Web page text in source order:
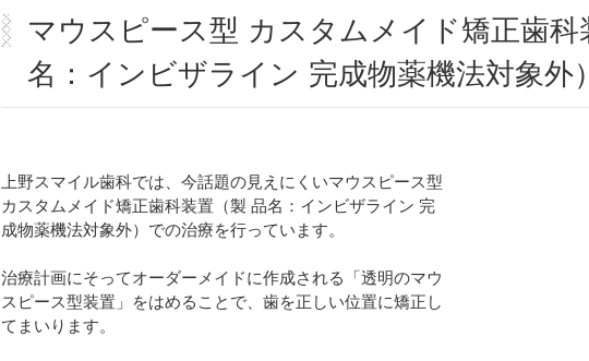
マウスピース型 カスタムメイド矯正歯科
名：インビザライン 完成物薬機法対象外）
上野スマイル歯科では、今話題の見えにくいマウスピース型
カスタムメイド矯正歯科装置（製 品名：インビザライン 完
成物薬機法対象外）での治療を行っています。
治療計画にそってオーダーメイドに作成される「透明のマウ
スピース型装置」をはめることで、歯を正しい位置に矯正し
てまいります。